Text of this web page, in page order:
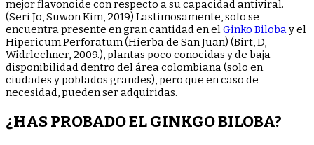
mejor flavonoide con respecto a su capacidad antiviral.
(Seri Jo, Suwon Kim, 2019) Lastimosamente, solo se
encuentra presente en gran cantidad en elGinko Bilobay el
Hipericum Perforatum (Hierba de San Juan) (Birt, D,
Widrlechner, 2009.), plantas poco conocidas y de baja
disponibilidad dentro del área colombiana (solo en
ciudades y poblados grandes), pero que en caso de
necesidad, pueden ser adquiridas.
¿HAS PROBADO EL GINKGO BILOBA?